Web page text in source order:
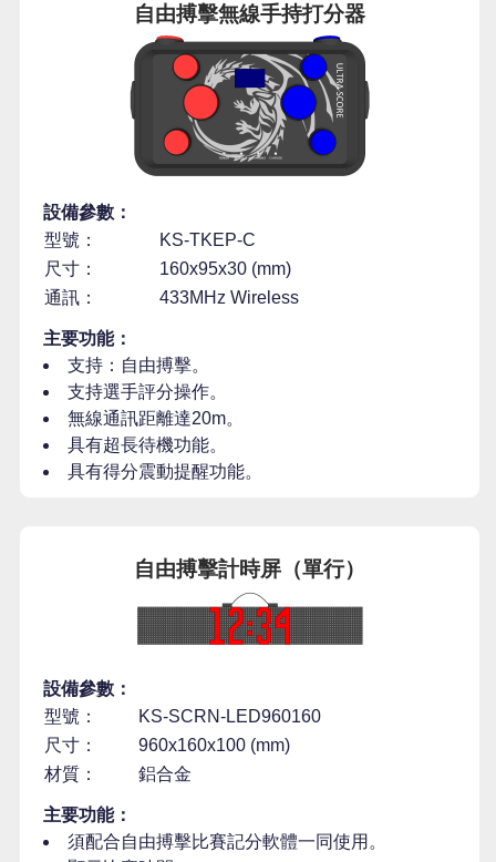
自由搏擊無線手持打分器
設備參數：
型號：
KS-TKEP-C
尺寸：
160x95x30 (mm)
通訊：
433MHz Wireless
主要功能：
支持：自由搏擊。
支持選手評分操作。
無線通訊距離達20m。
具有超長待機功能。
具有得分震動提醒功能。
自由搏擊計時屏（單行）
設備參數：
型號：
KS-SCRN-LED960160
尺寸：
960x160x100 (mm)
材質：
鋁合金
主要功能：
須配合自由搏擊比賽記分軟體一同使用。